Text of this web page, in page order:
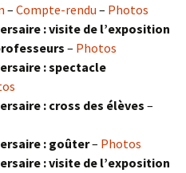
– Compte-rendu – Photos
: visite de l’exposition
– Photos
: spectacle
: cross des élèves –
: goûter– Photos
: visite de l’exposition